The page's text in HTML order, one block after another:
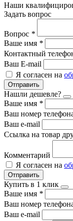
Наши
Задать вопрос
Вопрос *
Ваше имя *
Контактный
Ваш E-mail
Я согласен на
Отправить
Нашли дешевле?
Ваше имя *
Ваш номер
Ваш e-mail
Ссылка на товар
Комментарий
Я согласен на
Отправить
Купить в 1 клик
Ваше имя *
Ваш номер
Ваш e-mail